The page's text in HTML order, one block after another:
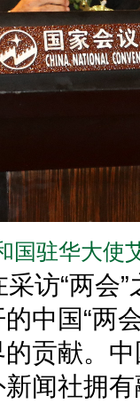
国驻华大使
访“两会
中国“两
贡献。
闻社拥